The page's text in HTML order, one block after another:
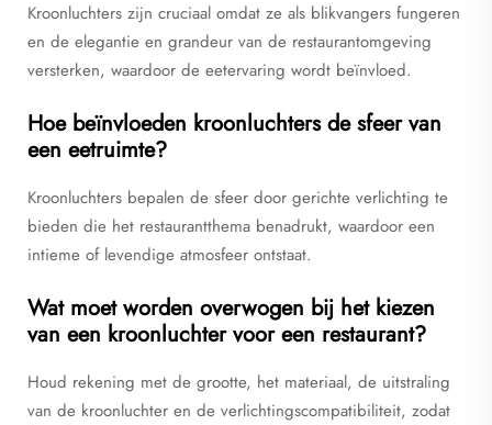
Kroonluchters zijn cruciaal omdat ze als blikvangers fungeren
en de elegantie en grandeur van de restaurantomgeving
versterken, waardoor de eetervaring wordt beïnvloed.
Hoe beïnvloeden kroonluchters de sfeer van
een eetruimte?
Kroonluchters bepalen de sfeer door gerichte verlichting te
bieden die het restaurantthema benadrukt, waardoor een
intieme of levendige atmosfeer ontstaat.
Wat moet worden overwogen bij het kiezen
van een kroonluchter voor een restaurant?
Houd rekening met de grootte, het materiaal, de uitstraling
van de kroonluchter en de verlichtingscompatibiliteit, zodat